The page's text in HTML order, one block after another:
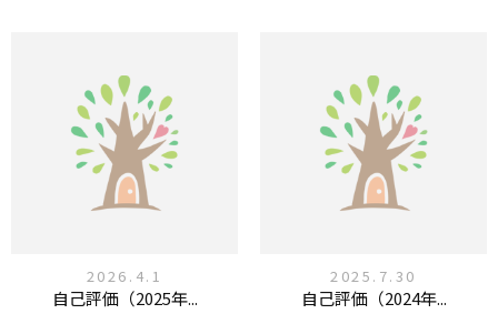
2026.4.1
自己評価（2025年...
2025.7.30
自己評価（2024年...